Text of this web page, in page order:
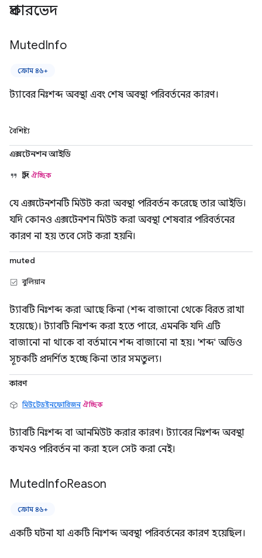
প্রকারভেদ
MutedInfo
ক্রোম ৪৬+
ট্যাবের নিঃশব্দ অবস্থা এবং শেষ অবস্থা পরিবর্তনের কারণ।
বৈশিষ্ট্য
এক্সটেনশন আইডি
স্ট্রিং ঐচ্ছিক
যে এক্সটেনশনটি মিউট করা অবস্থা পরিবর্তন করেছে তার আইডি।
যদি কোনও এক্সটেনশন মিউট করা অবস্থা শেষবার পরিবর্তনের
কারণ না হয় তবে সেট করা হয়নি।
muted
বুলিয়ান
ট্যাবটি নিঃশব্দ করা আছে কিনা (শব্দ বাজানো থেকে বিরত রাখা
হয়েছে)। ট্যাবটি নিঃশব্দ করা হতে পারে, এমনকি যদি এটি
বাজানো না থাকে বা বর্তমানে শব্দ বাজানো না হয়। 'শব্দ' অডিও
সূচকটি প্রদর্শিত হচ্ছে কিনা তার সমতুল্য।
কারণ
মিউটেডইনফোরিজন ঐচ্ছিক
ট্যাবটি নিঃশব্দ বা আনমিউট করার কারণ। ট্যাবের নিঃশব্দ অবস্থা
কখনও পরিবর্তন না করা হলে সেট করা নেই।
MutedInfoReason
ক্রোম ৪৬+
একটি ঘটনা যা একটি নিঃশব্দ অবস্থা পরিবর্তনের কারণ হয়েছিল।